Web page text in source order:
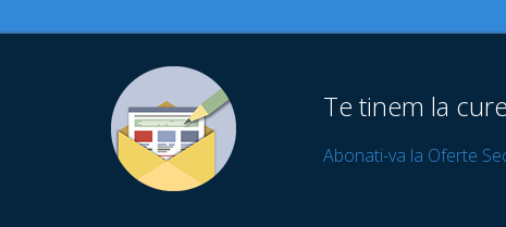
Te tinem la
Abonati-va la Oferte